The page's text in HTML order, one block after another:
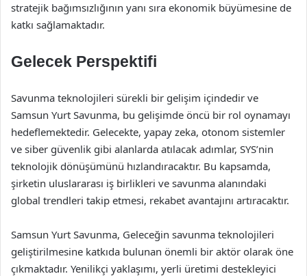
stratejik bağımsızlığının yanı sıra ekonomik büyümesine de
katkı sağlamaktadır.
Gelecek Perspektifi
Savunma teknolojileri sürekli bir gelişim içindedir ve
Samsun Yurt Savunma, bu gelişimde öncü bir rol oynamayı
hedeflemektedir. Gelecekte, yapay zeka, otonom sistemler
ve siber güvenlik gibi alanlarda atılacak adımlar, SYS’nin
teknolojik dönüşümünü hızlandıracaktır. Bu kapsamda,
şirketin uluslararası iş birlikleri ve savunma alanındaki
global trendleri takip etmesi, rekabet avantajını artıracaktır.
Samsun Yurt Savunma, Geleceğin savunma teknolojileri
geliştirilmesine katkıda bulunan önemli bir aktör olarak öne
çıkmaktadır. Yenilikçi yaklaşımı, yerli üretimi destekleyici